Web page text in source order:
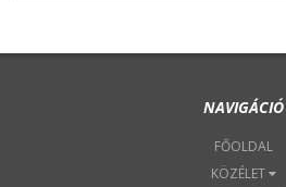
NAVIGÁCIÓ
FŐOLDAL
KÖZÉLET